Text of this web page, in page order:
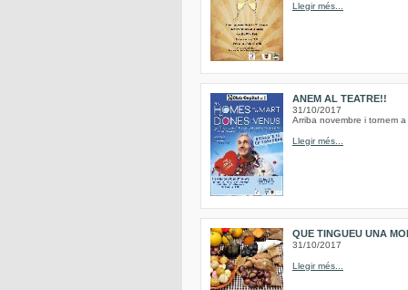
Llegir més...
ANEM AL TEATRE!!
31/10/2017
Arriba novembre i tornem
Llegir més...
QUE TINGUEU UNA
31/10/2017
Llegir més...